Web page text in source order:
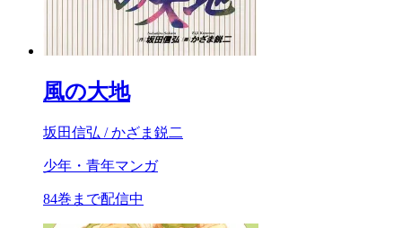
風の大地
坂田信弘 / かざま鋭二
少年・青年マンガ
84巻まで配信中